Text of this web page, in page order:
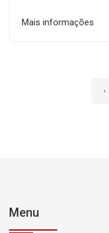
Mais informações
‹
Menu